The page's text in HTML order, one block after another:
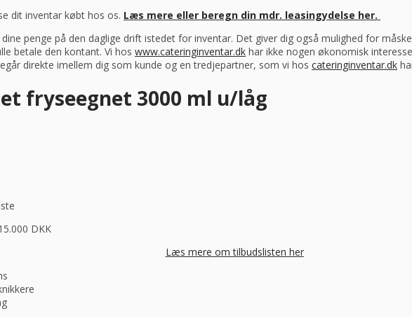
dit inventar købt hos os. Læs mere eller beregn din mdr. leasingydelse her.
penge på den daglige drift istedet for inventar. Det giver dig også mulighed for
betale den kontant. Vi hos www.cateringinventar.dk har ikke nogen økonomisk
direkte imellem dig som kunde og en tredjepartner, som vi hos cateringinventar.dk
fryseegnet 3000 ml u/låg
DKK
Læs mere om tilbudslisten her